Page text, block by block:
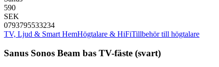
590
SEK
0793795533234
TV, Ljud & Smart HemHögtalare & HiFiTillbehör till högtalare
Sanus Sonos Beam bas TV-fäste (svart)